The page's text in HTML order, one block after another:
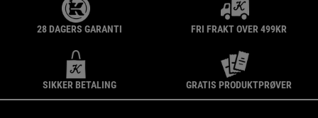
28 DAGERS GARANTI FRI FRAKT OVER 499KR
SIKKER BETALING GRATIS PRODUKTPRØVER